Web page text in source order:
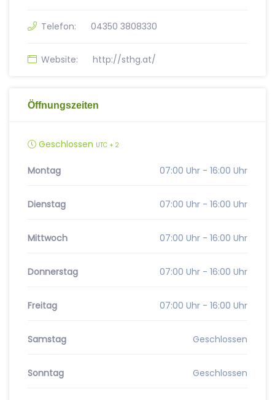
Telefon: 04350 3808330
Website: http://sthg.at/
Öffnungszeiten
Geschlossen UTC + 2
Montag 07:00 Uhr - 16:00 Uhr
Dienstag 07:00 Uhr - 16:00 Uhr
Mittwoch 07:00 Uhr - 16:00 Uhr
Donnerstag 07:00 Uhr - 16:00 Uhr
Freitag 07:00 Uhr - 16:00 Uhr
Samstag Geschlossen
Sonntag Geschlossen